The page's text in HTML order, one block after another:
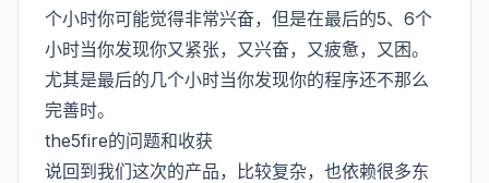
个小时你可能觉得非常兴奋，但是在最后的5、6个
小时当你发现你又紧张，又兴奋，又疲惫，又困。
尤其是最后的几个小时当你发现你的程序还不那么
完善时。
the5fire的问题和收获
说回到我们这次的产品，比较复杂，也依赖很多东